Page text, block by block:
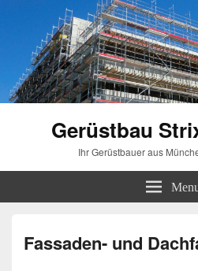
Gerüstbau
Ihr Gerüstbauer aus
Fassaden- und